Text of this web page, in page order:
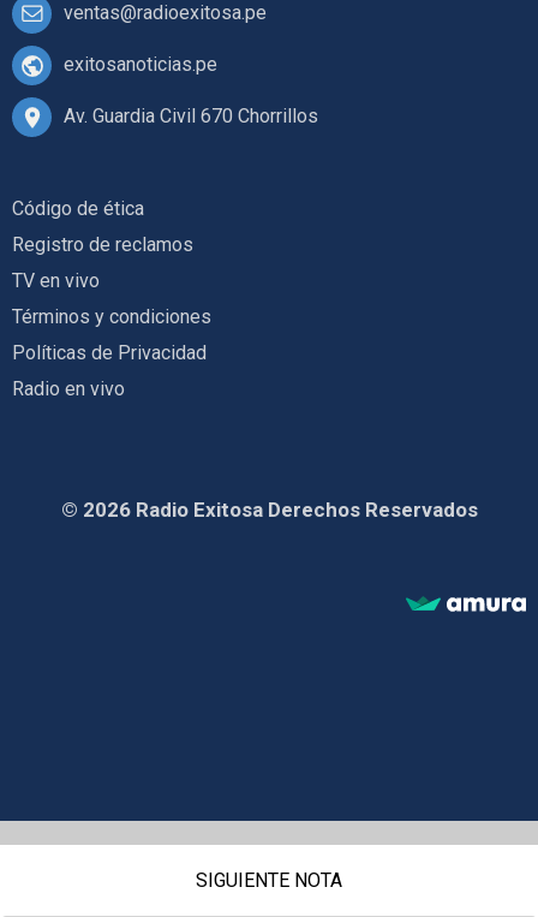
ventas@radioexitosa.pe
exitosanoticias.pe
Av. Guardia Civil 670 Chorrillos
Código de ética
Registro de reclamos
TV en vivo
Términos y condiciones
Políticas de Privacidad
Radio en vivo
© 2026 Radio Exitosa Derechos Reservados
SIGUIENTE NOTA